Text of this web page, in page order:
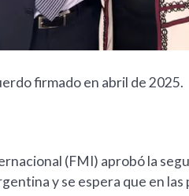
firmado en abril de 2025.
(FMI) aprobó la
y se espera que en